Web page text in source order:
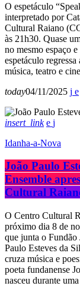
O espetáculo
interpretado por
Cultural Raiano
às 21h30. Quase
no mesmo espaço
espetáculo
música, teatro e
today04/11/2025
insert_link
Idanha-a-Nova
João Paulo
Ensemble
Cultural
O Centro Cultural
próximo dia 8 de
que junta o Fundão
Paulo Esteves da
cruza música e
poeta fundanense
nasceu durante